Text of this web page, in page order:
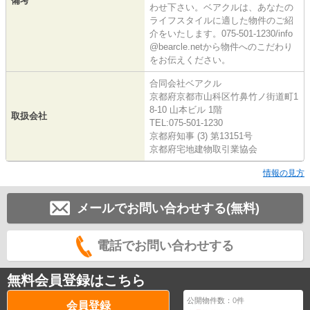
わせ下さい。ベアクルは、あなたの
ライフスタイルに適した物件のご紹
介をいたします。075-501-1230/info
@bearcle.netから物件へのこだわり
をお伝えください。
取扱会社
合同会社ベアクル
京都府京都市山科区竹鼻竹ノ街道町1
8-10 山本ビル 1階
TEL:075-501-1230
京都府知事 (3) 第13151号
京都府宅地建物取引業協会
情報の見方
メールでお問い合わせする(無料)
電話でお問い合わせする
無料会員登録はこちら
会員登録 公開物件数：0件